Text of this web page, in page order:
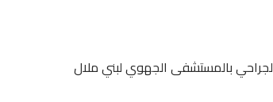
بالمستشفى الجهوي لبني ملال